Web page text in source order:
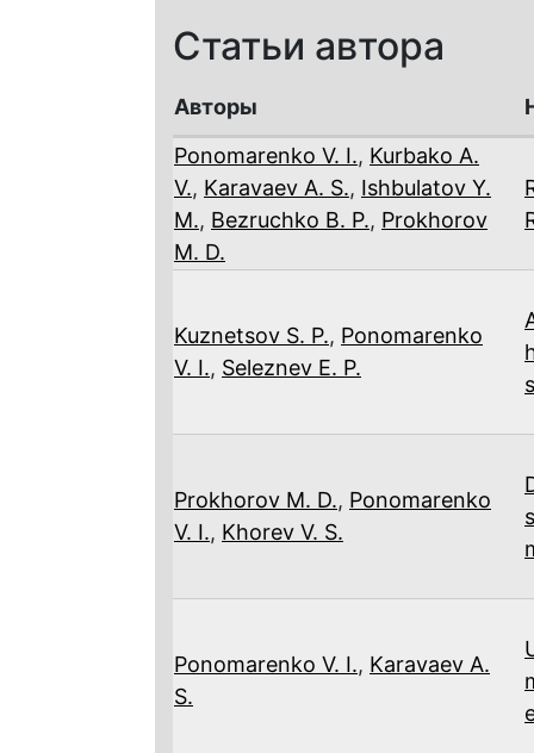
Статьи автора
Авторы
Ponomarenko V. I., Kurbako A.
V., Karavaev A. S., Ishbulatov Y.
M., Bezruchko B. P., Prokhorov
M. D.
Kuznetsov S. P., Ponomarenko
V. I., Seleznev E. P.
Prokhorov M. D., Ponomarenko
V. I., Khorev V. S.
Ponomarenko V. I., Karavaev A.
S.